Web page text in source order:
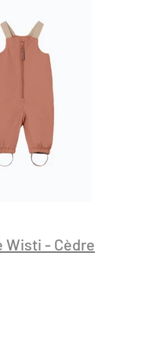
Wisti - Cèdre